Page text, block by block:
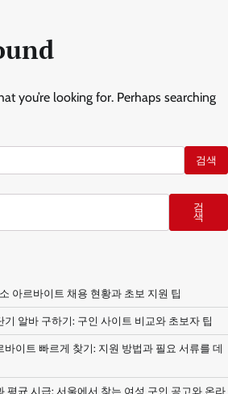
you’re looking for. Perhaps searching
검
색
아르바이트 채용 현황과 초보 지원 팁
기 알바 구하기: 구인 사이트 비교와 초보자 팁
바이트 빠르게 찾기: 지원 방법과 필요 서류를 데
평균 시급: 서울에서 찾는 여성 구인 공고와 온라